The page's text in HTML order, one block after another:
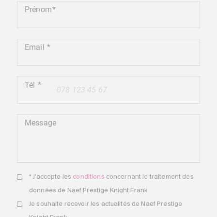
Prénom
Email
+41
Tél
Message
* J'accepte les conditions concernant le traitement des
données de Naef Prestige Knight Frank
Je souhaite recevoir les actualités de Naef Prestige